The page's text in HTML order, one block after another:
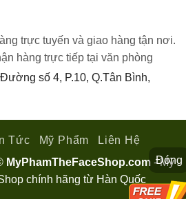
trực tuyến và giao hàng tận nơi.
hàng trực tiếp tại văn phòng
số 4, P.10, Q.Tân Bình,
Tức Mỹ Phẩm
Liên Hệ
MyPhamTheFaceShop.com - Mỹ
chính hãng từ Hàn Quốc
Đóng